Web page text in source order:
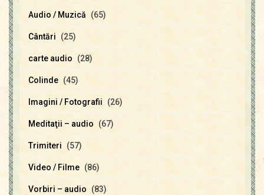
Audio / Muzică (65)
Cântări (25)
carte audio (28)
Colinde (45)
Imagini / Fotografii (26)
Meditaţii – audio (67)
Trimiteri (57)
Video / Filme (86)
Vorbiri – audio (83)